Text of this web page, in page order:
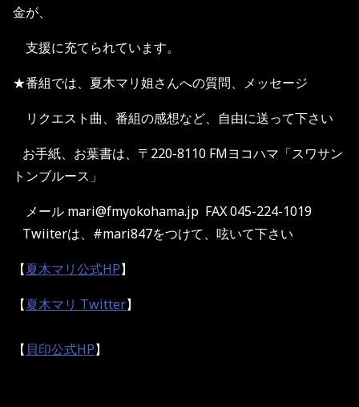
金が、
支援に充てられています。
★番組では、夏木マリ姐さんへの質問、メッセージ
リクエスト曲、番組の感想など、自由に送って下さい
お手紙、お葉書は、〒220-8110 FMヨコハマ「スワサン
トンブルース」
メール mari@fmyokohama.jp FAX 045-224-1019
Twiiterは、#mari847をつけて、呟いて下さい
【夏木マリ公式HP】
【夏木マリ Twitter】
【 貝印公式HP】